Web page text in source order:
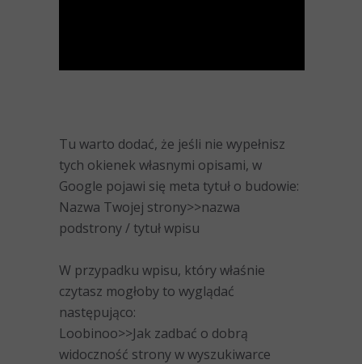
Tu warto dodać, że jeśli nie wypełnisz
tych okienek własnymi opisami, w
Google pojawi się meta tytuł o budowie:
Nazwa Twojej strony>>nazwa
podstrony / tytuł wpisu
W przypadku wpisu, który właśnie
czytasz mogłoby to wyglądać
następująco:
Loobinoo>>Jak zadbać o dobrą
widoczność strony w wyszukiwarce